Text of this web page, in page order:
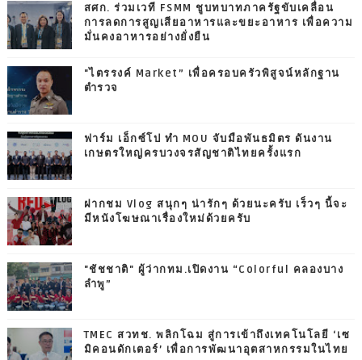
สศก. ร่วมเวที FSMM ชูบทบาทภาครัฐขับเคลื่อน
การลดการสูญเสียอาหารและขยะอาหาร เพื่อความ
มั่นคงอาหารอย่างยั่งยืน
"ไตรรงค์ Market” เพื่อครอบครัวพิสูจน์หลักฐาน
ตำรวจ
ฟาร์ม เอ็กซ์โป ทำ MOU จับมือพันธมิตร ดันงาน
เกษตรใหญ่ครบวงจรสัญชาติไทยครั้งแรก
ฝากชม Vlog สนุกๆ น่ารักๆ ด้วยนะครับ เร็วๆ นี้จะ
มีหนังโฆษณาเรื่องใหม่ด้วยครับ
"ชัชชาติ" ผู้ว่ากทม.เปิดงาน “Colorful คลองบาง
ลำพู”
TMEC สวทช. พลิกโฉม สู่การเข้าถึงเทคโนโลยี ‘เซ
มิคอนดักเตอร์’ เพื่อการพัฒนาอุตสาหกรรมในไทย